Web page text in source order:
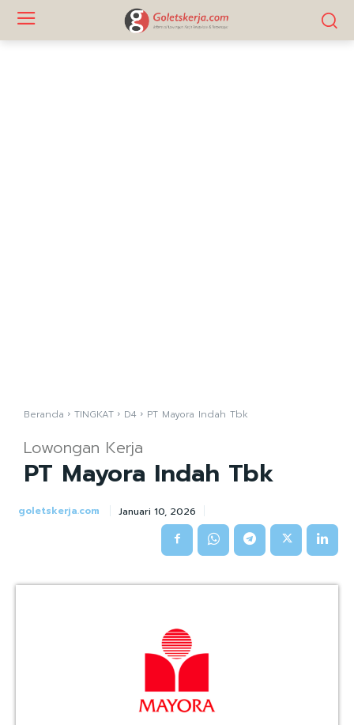
Beranda TINGKAT D4 PT Mayora Indah Tbk
Lowongan Kerja
PT Mayora Indah Tbk
goletskerja.com Januari 10, 2026